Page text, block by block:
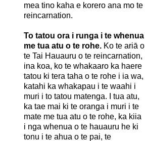
mea tino kaha e korero ana mo te
reincarnation.
To tatou ora i runga i te whenua
me tua atu o te rohe. Ko te ariā o
te Tai Hauauru o te reincarnation,
ina koa, ko te whakaaro ka haere
tatou ki tera taha o te rohe i ia wa,
katahi ka whakapau i te waahi i
muri i to tatou matenga. I tua atu,
ka tae mai ki te oranga i muri i te
mate me tua atu o te rohe, ka kiia
i nga whenua o te hauauru he ki
tonu i te ahua o te pai, te